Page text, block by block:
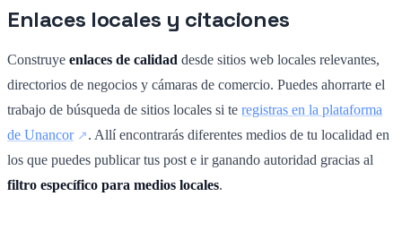
Enlaces locales y citaciones
Construye enlaces de calidad desde sitios web locales relevantes,
directorios de negocios y cámaras de comercio. Puedes ahorrarte el
trabajo de búsqueda de sitios locales si te registras en la plataforma
de Unancor
. Allí encontrarás diferentes medios de tu localidad en
los que puedes publicar tus post e ir ganando autoridad gracias al
filtro específico para medios locales.